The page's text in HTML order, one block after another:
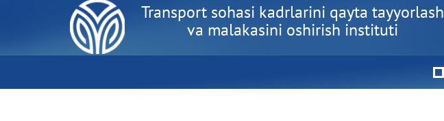
Transport sohasi kadrlarini qayta tayyorlash
va malakasini oshirish instituti